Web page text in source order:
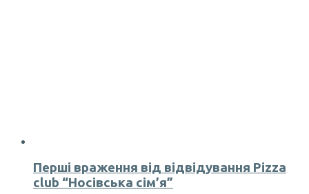
Перші враження від відвідування Pizza
club “Носівська сім’я”